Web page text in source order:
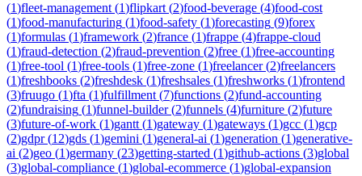
(1)fleet-management (1)flipkart (2)food-beverage (4)food-cost
(1)food-manufacturing (1)food-safety (1)forecasting (9)forex
(1)formulas (1)framework (2)france (1)frappe (4)frappe-cloud
(1)fraud-detection (2)fraud-prevention (2)free (1)free-accounting
(1)free-tool (1)free-tools (1)free-zone (1)freelancer(2)freelancers
(1)freshbooks (2)freshdesk (1)freshsales (1)freshworks (1)frontend
(3)fruugo (1)fta (1)fulfillment (7)functions (2)fund-accounting
(2)fundraising (1)funnel-builder(2)funnels (4)furniture (2)future
(3)future-of-work (1)gantt (1)gateway (1)gateways (1)gcc (1)gcp
(2)gdpr(12)gds (1)gemini (1)general-ai (1)generation (1)generative-
ai (2)geo (1)germany (23)getting-started (1)github-actions (3)global
(3)global-compliance (1)global-ecommerce (1)global-expansion